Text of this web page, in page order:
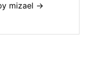
mizael →